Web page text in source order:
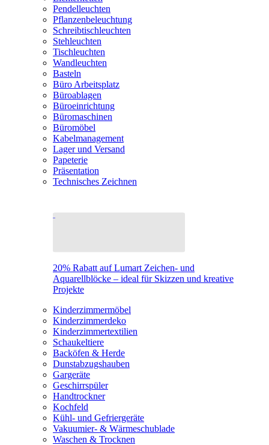
Pendelleuchten
Pflanzenbeleuchtung
Schreibtischleuchten
Stehleuchten
Tischleuchten
Wandleuchten
Basteln
Büro Arbeitsplatz
Büroablagen
Büroeinrichtung
Büromaschinen
Büromöbel
Kabelmanagement
Lager und Versand
Papeterie
Präsentation
Technisches Zeichnen
20% Rabatt auf Lumart Zeichen- und
Aquarellblöcke – ideal für Skizzen und kreative
Projekte
Kinderzimmermöbel
Kinderzimmerdeko
Kinderzimmertextilien
Schaukeltiere
Backöfen & Herde
Dunstabzugshauben
Gargeräte
Geschirrspüler
Handtrockner
Kochfeld
Kühl- und Gefriergeräte
Vakuumier- & Wärmeschublade
Waschen & Trocknen